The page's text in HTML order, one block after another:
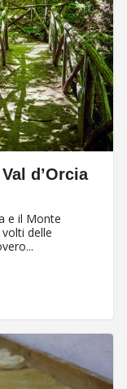
d’Orcia
e il Monte
delle